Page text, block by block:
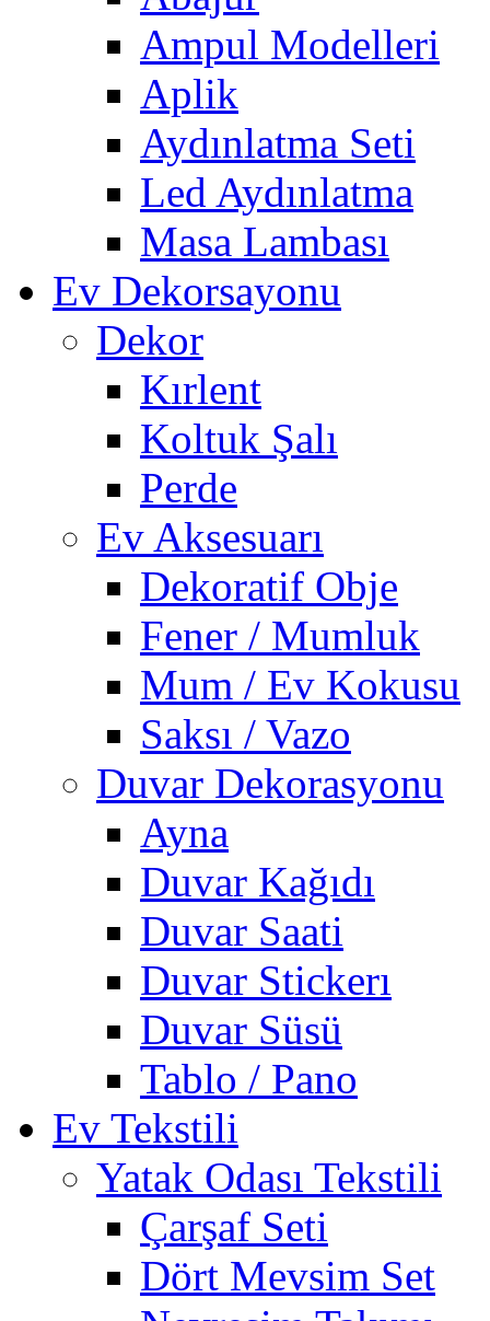
Ampul Modelleri
Aplik
Aydınlatma Seti
Led Aydınlatma
Masa Lambası
Ev Dekorsayonu
Dekor
Kırlent
Koltuk Şalı
Perde
Ev Aksesuarı
Dekoratif Obje
Fener / Mumluk
Mum / Ev Kokusu
Saksı / Vazo
Duvar Dekorasyonu
Ayna
Duvar Kağıdı
Duvar Saati
Duvar Stickerı
Duvar Süsü
Tablo / Pano
Ev Tekstili
Yatak Odası Tekstili
Çarşaf Seti
Dört Mevsim Set